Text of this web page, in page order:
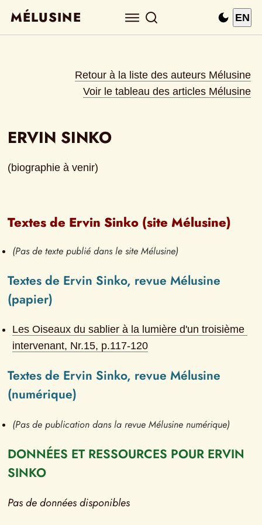
MÉLUSINE EN
Retour à la liste des auteurs Mélusine
Voir le tableau des articles Mélusine
ERVIN SINKO
(biographie à venir)
Textes de Ervin Sinko (site Mélusine)
(Pas de texte publié dans le site Mélusine)
Textes de Ervin Sinko, revue Mélusine
(papier)
Les Oiseaux du sablier à la lumière d'un troisième
intervenant, Nr.15, p.117-120
Textes de Ervin Sinko, revue Mélusine
(numérique)
(Pas de publication dans la revue Mélusine numérique)
DONNÉES ET RESSOURCES POUR ERVIN
SINKO
Pas de données disponibles